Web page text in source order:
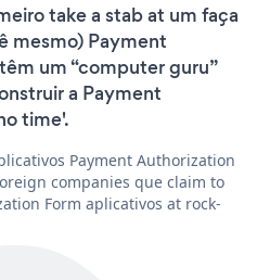
take a stab at um faça
mesmo) Payment
um “computer guru”
a Payment
time'.
Payment Authorization
companies que claim to
Form aplicativos at rock-